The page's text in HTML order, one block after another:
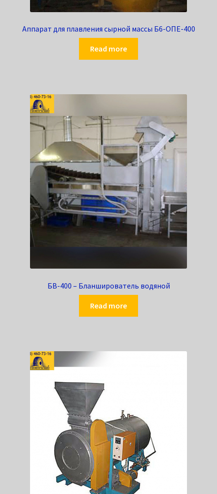
Аппарат для плавления сырной массы Б6-ОПЕ-400
Read more
БВ-400 – Бланширователь водяной
Read more